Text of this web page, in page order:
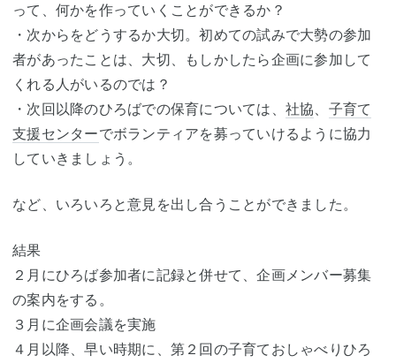
って、何かを作っていくことができるか？
・次からをどうするか大切。初めての試みで大勢の参加
者があったことは、大切、もしかしたら企画に参加して
くれる人がいるのでは？
・次回以降のひろばでの保育については、 社協、 子育て
支援センターでボランティアを募っていけるように協力
していきましょう。
など、いろいろと意見を出し合うことができました。
結果
２月にひろば参加者に記録と併せて、企画メンバー募集
の案内をする。
３月に企画会議を実施
４月以降、早い時期に、第２回の子育ておしゃべりひろ